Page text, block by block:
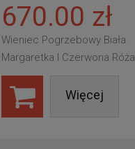
670.00 zł
Wieniec Pogrzebowy Biała
Margaretka I Czerwona Róża
Więcej